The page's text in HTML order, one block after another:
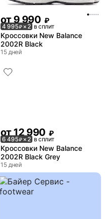
от 9 990 ₽
4 995₽× 2 в сплит
Кроссовки New Balance
2002R Black
15 дней
от12 990 ₽
6 495₽× 2 в сплит
Кроссовки New Balance
2002R Black Grey
15 дней